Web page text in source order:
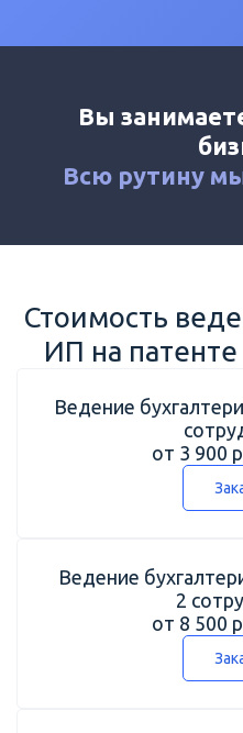
Вы
Всю рутину
Стоимость
ИП на патенте
Ведение
от 3 900
Ведение
2
от 8 500